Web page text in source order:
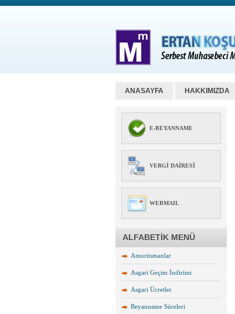
ANASAYFA HAKKIMIZDA
E-BEYANNAME
VERGI DAIRESI
WEBMAIL
ALFABETİK MENÜ
Amortismanlar
Asgari Geçim İndirimi
Asgari Ücretler
Beyanname Süreleri